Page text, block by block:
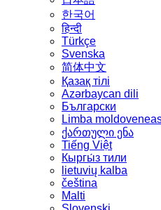
한국어
हिन्दी
Türkçe
Svenska
简体中文
Қазақ тілі
Azərbaycan dili
Български
Limba
ქართული ენა
Tiếng Việt
Кыргы́з тили
lietuvių kalba
čeština
Malti